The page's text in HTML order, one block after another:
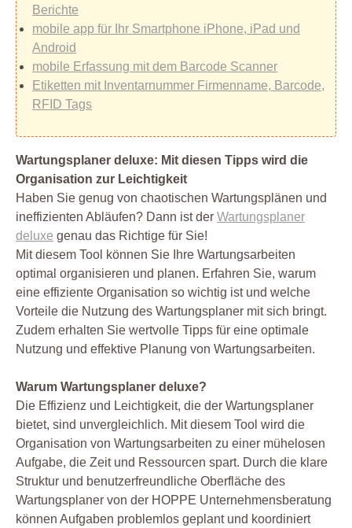
Berichte
mobile app für Ihr Smartphone iPhone, iPad und
Android
mobile Erfassung mit dem Barcode Scanner
Etiketten mit Inventarnummer Firmenname, Barcode,
RFID Tags
Wartungsplaner deluxe: Mit diesen Tipps wird die
Organisation zur Leichtigkeit
Haben Sie genug von chaotischen Wartungsplänen und
ineffizienten Abläufen? Dann ist der Wartungsplaner
deluxe genau das Richtige für Sie!
Mit diesem Tool können Sie Ihre Wartungsarbeiten
optimal organisieren und planen. Erfahren Sie, warum
eine effiziente Organisation so wichtig ist und welche
Vorteile die Nutzung des Wartungsplaner mit sich bringt.
Zudem erhalten Sie wertvolle Tipps für eine optimale
Nutzung und effektive Planung von Wartungsarbeiten.
Warum Wartungsplaner deluxe?
Die Effizienz und Leichtigkeit, die der Wartungsplaner
bietet, sind unvergleichlich. Mit diesem Tool wird die
Organisation von Wartungsarbeiten zu einer mühelosen
Aufgabe, die Zeit und Ressourcen spart. Durch die klare
Struktur und benutzerfreundliche Oberfläche des
Wartungsplaner von der HOPPE Unternehmensberatung
können Aufgaben problemlos geplant und koordiniert